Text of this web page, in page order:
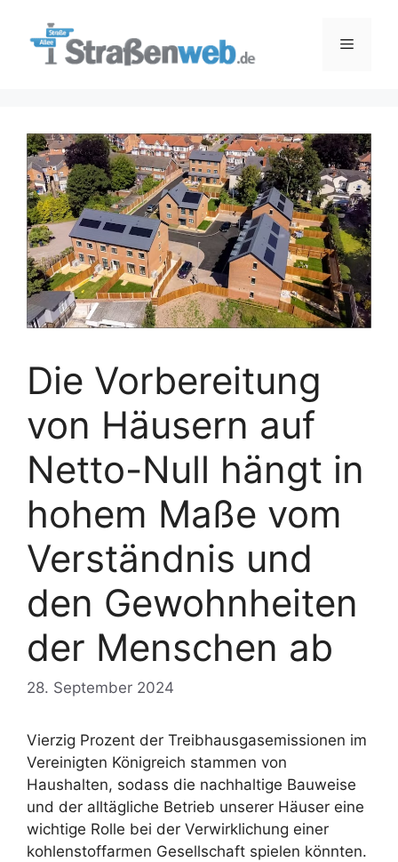
Menü
Die Vorbereitung
von Häusern auf
Netto-Null hängt in
hohem Maße vom
Verständnis und
den Gewohnheiten
der Menschen ab
28. September 2024
Vierzig Prozent der Treibhausgasemissionen im
Vereinigten Königreich stammen von
Haushalten, sodass die nachhaltige Bauweise
und der alltägliche Betrieb unserer Häuser eine
wichtige Rolle bei der Verwirklichung einer
kohlenstoffarmen Gesellschaft spielen könnten.